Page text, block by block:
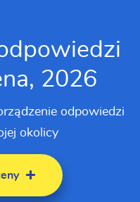
2026
odpowiedzi
okolicy